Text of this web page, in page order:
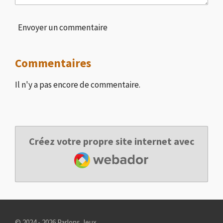
Envoyer un commentaire
Commentaires
Il n'y a pas encore de commentaire.
Créez votre propre site internet avec
Webador